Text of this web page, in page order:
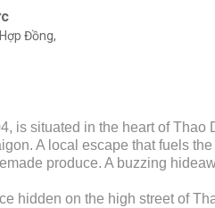
Đồng,
is situated in the heart of Thao
A local escape that fuels
produce. A buzzing
hidden on the high street of